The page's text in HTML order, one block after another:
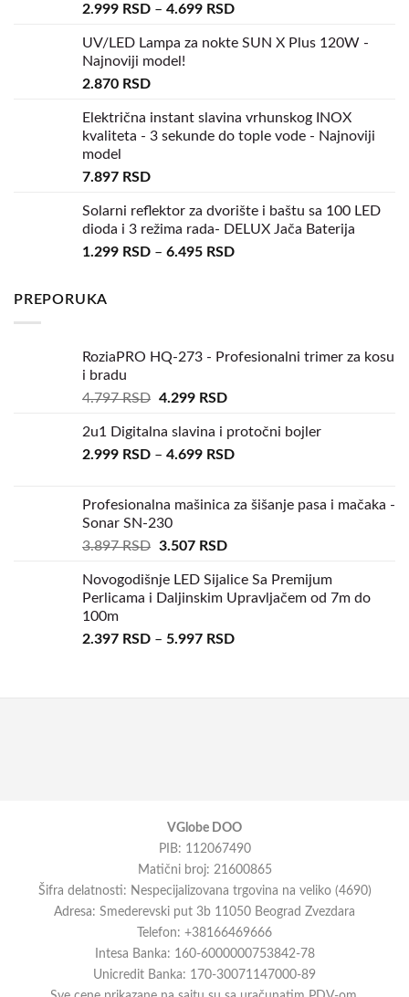
2.999 RSD – 4.699 RSD
UV/LED Lampa za nokte SUN X Plus 120W -
Najnoviji model!
2.870 RSD
Električna instant slavina vrhunskog INOX
kvaliteta - 3 sekunde do tople vode - Najnoviji
model
7.897 RSD
Solarni reflektor za dvorište i baštu sa 100 LED
dioda i 3 režima rada- DELUX Jača Baterija
1.299 RSD – 6.495 RSD
PREPORUKA
RoziaPRO HQ-273 - Profesionalni trimer za kosu
i bradu
4.797RSD 4.299 RSD
2u1 Digitalna slavina i protočni bojler
2.999 RSD – 4.699 RSD
Profesionalna mašinica za šišanje pasa i mačaka -
Sonar SN-230
3.897RSD 3.507 RSD
Novogodišnje LED Sijalice Sa Premijum
Perlicama i Daljinskim Upravljačem od 7m do
100m
2.397 RSD – 5.997 RSD
VGlobe DOO
PIB: 112067490
Matični broj: 21600865
Šifra delatnosti: Nespecijalizovana trgovina na veliko (4690)
Adresa: Smederevski put 3b 11050 Beograd Zvezdara
Telefon: +38166469666
Intesa Banka: 160-6000000753842-78
Unicredit Banka: 170-30071147000-89